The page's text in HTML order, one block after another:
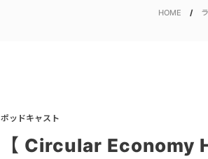
HOME
ポッドキャスト
【 Circular Economy